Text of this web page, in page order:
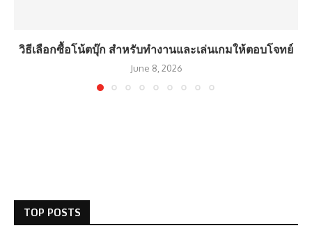
วิธีเลือกซื้อโน้ตบุ๊ก สำหรับทำงานและเล่นเกมให้ตอบโจทย์
June 8, 2026
TOP POSTS